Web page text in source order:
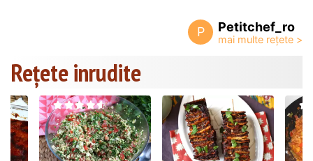
P Petitchef_ro
Rețete inrudite